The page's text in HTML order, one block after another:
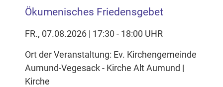
Ökumenisches Friedensgebet
FR., 07.08.2026 | 17:30 - 18:00 UHR
Ort der Veranstaltung: Ev. Kirchengemeinde
Aumund-Vegesack - Kirche Alt Aumund |
Kirche